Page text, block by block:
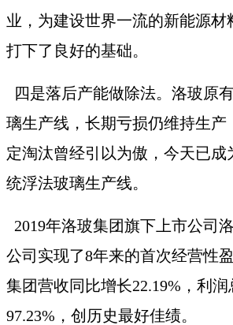
业，为建设世界一流的新能源材
打下了良好的基础。
四是落后产能做除法。洛玻原
璃生产线，长期亏损仍维持生产
定淘汰曾经引以为傲，今天已成
统浮法玻璃生产线。
2019年洛玻集团旗下上市公司
公司实现了8年来的首次经营性
集团营收同比增长22.19%，利
97.23%，创历史最好佳绩。